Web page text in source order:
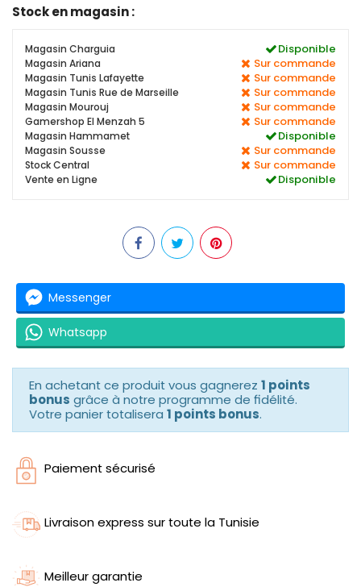
Stock en magasin :
Magasin Charguia Disponible
Magasin Ariana Sur commande
Magasin Tunis Lafayette Sur commande
Magasin Tunis Rue de Marseille Sur commande
Magasin Mourouj Sur commande
Gamershop El Menzah 5 Sur commande
Magasin Hammamet Disponible
Magasin Sousse Sur commande
Stock Central Sur commande
Vente en Ligne Disponible
Messenger
Whatsapp
En achetant ce produit vous gagnerez 1 points
bonus grâce à notre programme de fidélité.
Votre panier totalisera 1 points bonus.
Paiement sécurisé
Livraison express sur toute la Tunisie
Meilleur garantie